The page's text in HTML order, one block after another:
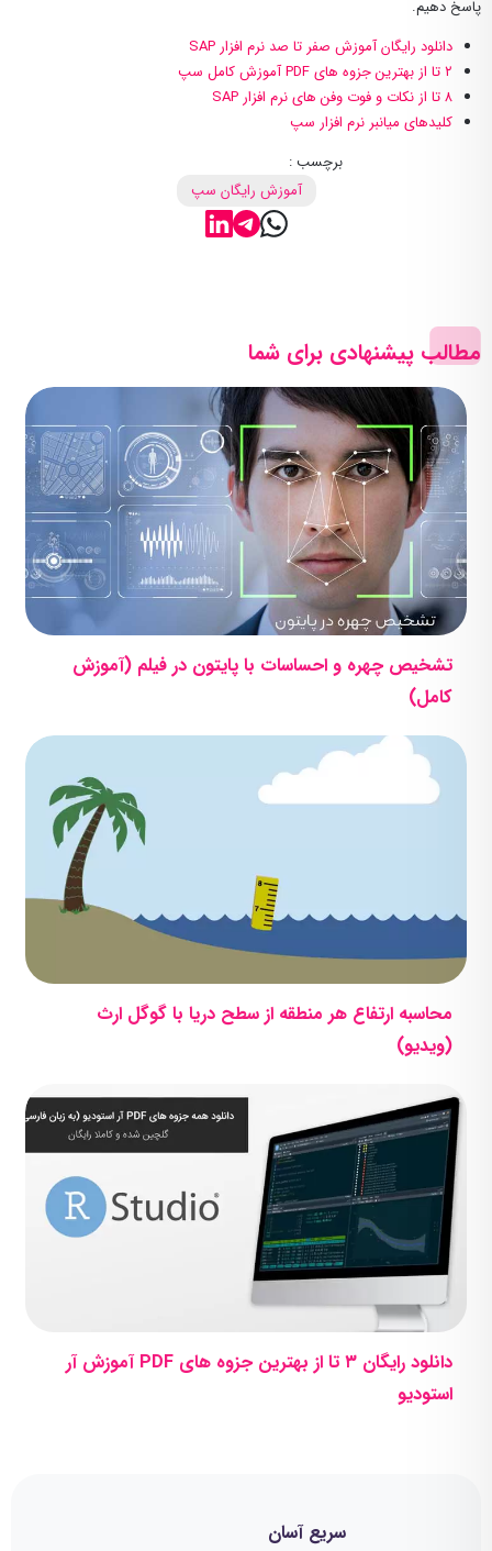
پاسخ دهیم.
دانلود رایگان آموزش صفر تا صد نرم افزار SAP
۲ تا از بهترین جزوه های PDF آموزش کامل سپ
۸ تا از نکات و فوت وفن های نرم افزار SAP
کلیدهای میانبر نرم افزار سپ
برچسب :
آموزش رایگان سپ
سریع آسان
مطالب پیشنهادی برای شما
تشخیص چهره و احساسات با پایتون در فیلم (آموزش
کامل)
محاسبه ارتفاع هر منطقه از سطح دریا با گوگل ارث
(ویدیو)
دانلود رایگان ۳ تا از بهترین جزوه های PDF آموزش آر
استودیو